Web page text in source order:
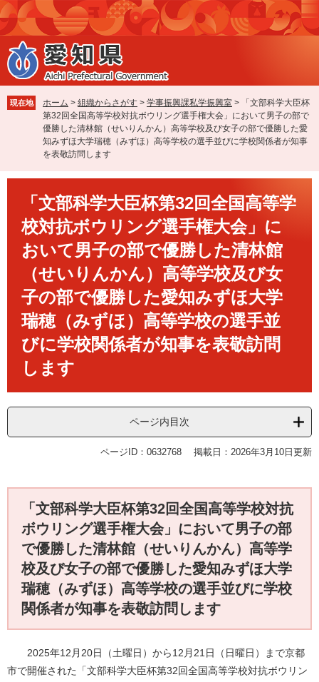
ペ
ー
ジ
の
先
で
す
メ
ニ
ュ
ー
を
ば
し
現在地 ホーム > 組織からさがす > 学事振興課私学振興室 >
「文部科学大臣杯
第32回全国高等学校対抗ボウリング選手権大会」において男子の部で
優勝した清林館（せいりんかん）高等学校及び女子の部で優勝した愛
知みずほ大学瑞穂（みずほ）高等学校の選手並びに学校関係者が知事
を表敬訪問します
「文部科学大臣杯第32回全国高等学
校対抗ボウリング選手権大会」に
おいて男子の部で優勝した清林館
（せいりんかん）高等学校及び女
子の部で優勝した愛知みずほ大学
瑞穂（みずほ）高等学校の選手並
びに学校関係者が知事を表敬訪問
します
ページ内目次
ページID：0632768 掲載日：2026年3月10日更新
「文部科学大臣杯第32回全国高等学校対抗
ボウリング選手権大会」において男子の部
で優勝した清林館（せいりんかん）高等学
校及び女子の部で優勝した愛知みずほ大学
瑞穂（みずほ）高等学校の選手並びに学校
関係者が知事を表敬訪問します
2025年12月20日（土曜日）から12月21日（日曜日）まで京都
市で開催された「文部科学大臣杯第32回全国高等学校対抗ボウリン